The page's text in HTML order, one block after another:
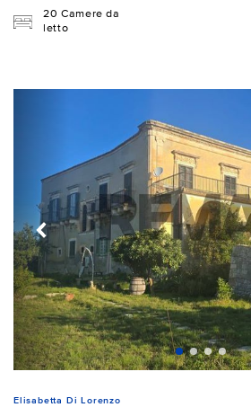
20 Camere da
letto
Elisabetta Di Lorenzo